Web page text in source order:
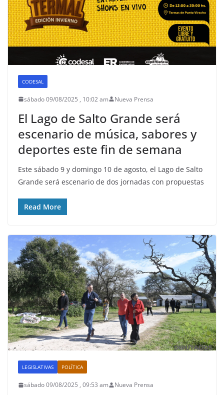
CODESAL
sábado 09/08/2025 , 10:02 am Nueva Prensa
El Lago de Salto Grande será
escenario de música, sabores y
deportes este fin de semana
Este sábado 9 y domingo 10 de agosto, el Lago de Salto
Grande será escenario de dos jornadas con propuestas
Read More
LEGISLATIVAS POLÍTICA
sábado 09/08/2025 , 09:53 am Nueva Prensa